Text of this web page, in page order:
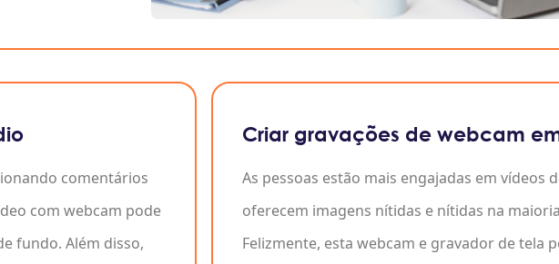
comentários
com webcam pode
fundo. Além disso,
Criar gravações de webcam
As pessoas estão mais engajadas em vídeos
oferecem imagens nítidas e nítidas na
Felizmente, esta webcam e gravador de tela